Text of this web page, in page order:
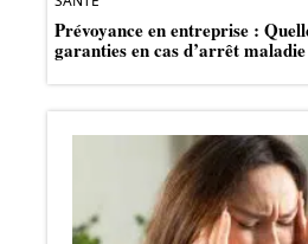
Prévoyance en entreprise :
garanties en cas d’arrêt maladie